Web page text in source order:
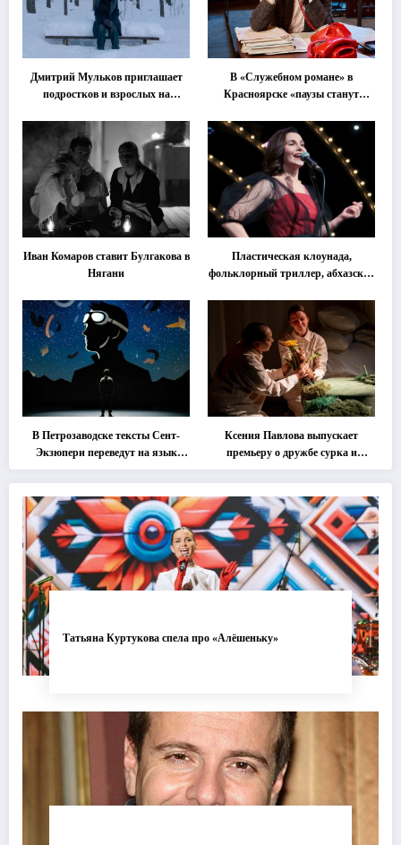
Дмитрий Мульков приглашает
подростков и взрослых на
В «Служебном романе» в
Красноярске «паузы станут
Иван Комаров ставит Булгакова в
Нягани
Пластическая клоунада,
фольклорный триллер, абхазская
втором этапе фестиваля
«Монокль»
В Петрозаводске тексты Сент-
Экзюпери переведут на язык
современной хореографии
Ксения Павлова выпускает
премьеру о дружбе сурка и
одуванчика
Татьяна Куртукова спела про «Алёшеньку»